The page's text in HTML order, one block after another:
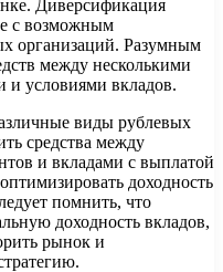
Диверсификация
с возможным
организаций. Разумным
между несколькими
и условиями вкладов.
виды рублевых
средства между
и вкладами с выплатой
доходность
помнить, что
доходность вкладов,
рынок и